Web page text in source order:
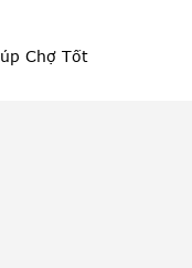
Chợ Tốt